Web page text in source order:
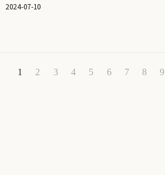
2024-07-10
1 2 3 4 5 6 7 8 9